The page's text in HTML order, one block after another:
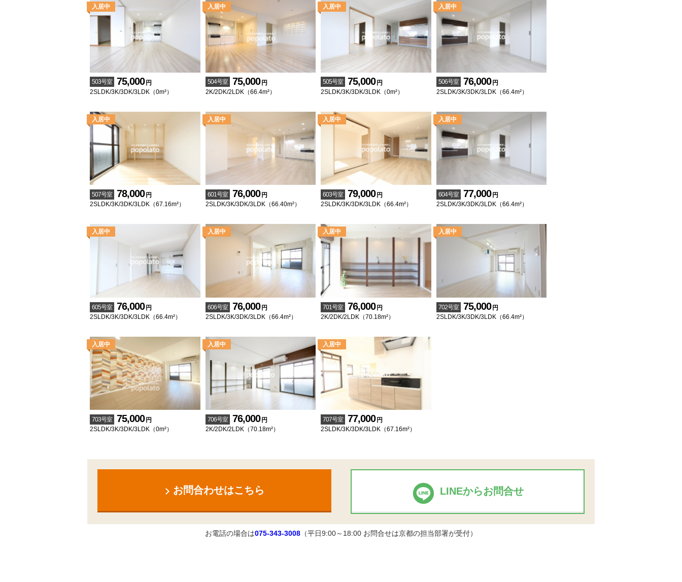
503号室 75,000 円
2SLDK/3K/3DK/3LDK（0m²）
504号室 75,000 円
2K/2DK/2LDK（66.4m²）
505号室 75,000 円
2SLDK/3K/3DK/3LDK（0m²）
506号室 76,000 円
2SLDK/3K/3DK/3LDK（66.4m²）
507号室 78,000 円
2SLDK/3K/3DK/3LDK（67.16m²）
601号室 76,000 円
2SLDK/3K/3DK/3LDK（66.40m²）
603号室 79,000 円
2SLDK/3K/3DK/3LDK（66.4m²）
604号室 77,000 円
2SLDK/3K/3DK/3LDK（66.4m²）
605号室 76,000 円
2SLDK/3K/3DK/3LDK（66.4m²）
606号室 76,000 円
2SLDK/3K/3DK/3LDK（66.4m²）
701号室 76,000 円
2K/2DK/2LDK（70.18m²）
702号室 75,000 円
2SLDK/3K/3DK/3LDK（66.4m²）
703号室 75,000 円
2SLDK/3K/3DK/3LDK（0m²）
706号室 76,000 円
2K/2DK/2LDK（70.18m²）
707号室 77,000 円
2SLDK/3K/3DK/3LDK（67.16m²）
お問合わせはこちら LINEからお問合せ
お電話の場合は075-343-3008 （平日9:00～18:00 お問合せは京都の担当部署が受付）